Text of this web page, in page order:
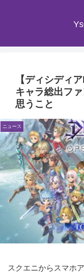
【ディシディ
キャラ総出フ
思うこと
ニュース
スクエニからスマホ